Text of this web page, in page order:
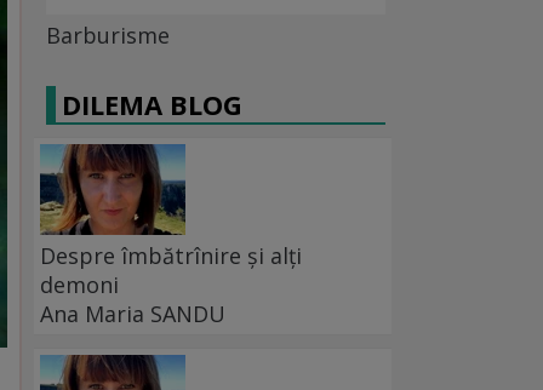
Barburisme
DILEMA BLOG
Despre îmbătrînire și alți
demoni
Ana Maria SANDU